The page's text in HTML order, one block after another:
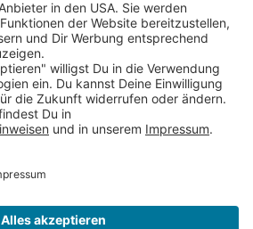
ab 9,00 € Bestellwert innerhalb
innerhalb Deutschlands
GmbH, Blumenstraße 36, D-70182